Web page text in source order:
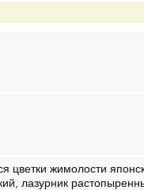
цветки жимолости
лазурник